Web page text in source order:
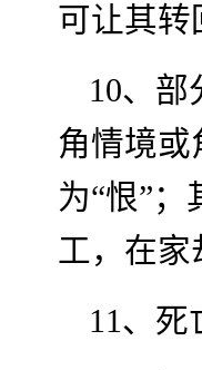
可让其转
10、部
角情境或
为“恨”
工，在家
11、死